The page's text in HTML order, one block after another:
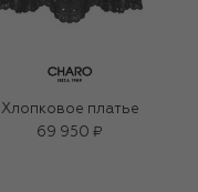
Хлопковое платье
69 950 ₽